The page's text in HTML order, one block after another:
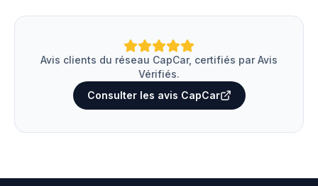
Avis clients du réseau CapCar, certifiés par Avis
Vérifiés.
Consulter les avis CapCar